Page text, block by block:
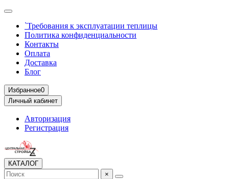
`Требования к эксплуатации теплицы
Политика конфиденциальности
Контакты
Оплата
Доставка
Блог
Избранное0
Личный кабинет
Авторизация
Регистрация
КАТАЛОГ
×